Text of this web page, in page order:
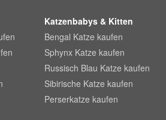
Katzenbabys & Kitten
Bengal Katze kaufen
Sphynx Katze kaufen
Russisch Blau Katze kaufen
Sibirische Katze kaufen
Perserkatze kaufen